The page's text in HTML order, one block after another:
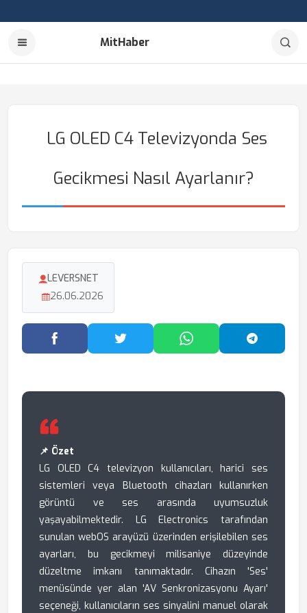
MitHaber
LG OLED C4 Televizyonda Ses
Gecikmesi Nasıl Ayarlanır?
LEVERSNET
26.06.2026
Facebook'ta PaylaşTwitter'da PaylaşWhatsApp'ta Paylaş
📌 Özet
LG OLED C4 televizyon kullanıcıları, harici ses
sistemleri veya Bluetooth cihazları kullanırken
görüntü ve ses arasında uyumsuzluk
yaşayabilmektedir. LG Electronics tarafından
sunulan webOS arayüzü üzerinden erişilebilen ses
ayarları, bu gecikmeyi milisaniye düzeyinde
düzeltme imkanı tanımaktadır. Cihazın 'Ses'
menüsünde yer alan 'AV Senkronizasyonu Ayarı'
seçeneği, kullanıcıların ses sinyalini manuel olarak